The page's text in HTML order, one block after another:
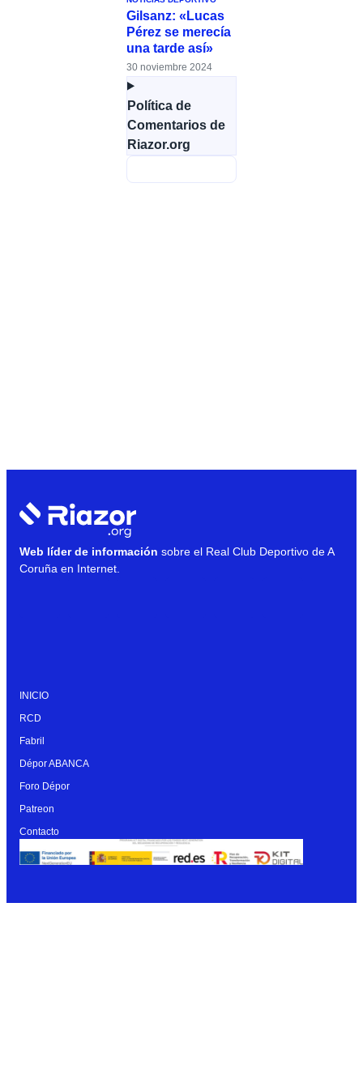
Gilsanz: «Lucas
Pérez se merecía
una tarde así»
30 noviembre 2024
Política de
Comentarios de
Riazor.org
Web líder de información sobre el Real Club Deportivo de A
Coruña en Internet.
INICIO
RCD
Fabril
Dépor ABANCA
Foro Dépor
Patreon
Contacto